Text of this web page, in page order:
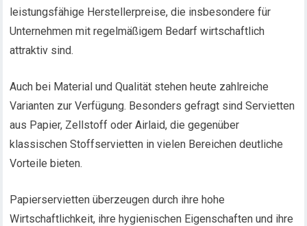
leistungsfähige Herstellerpreise, die insbesondere für
Unternehmen mit regelmäßigem Bedarf wirtschaftlich
attraktiv sind.
Auch bei Material und Qualität stehen heute zahlreiche
Varianten zur Verfügung. Besonders gefragt sind Servietten
aus Papier, Zellstoff oder Airlaid, die gegenüber
klassischen Stoffservietten in vielen Bereichen deutliche
Vorteile bieten.
Papierservietten überzeugen durch ihre hohe
Wirtschaftlichkeit, ihre hygienischen Eigenschaften und ihre